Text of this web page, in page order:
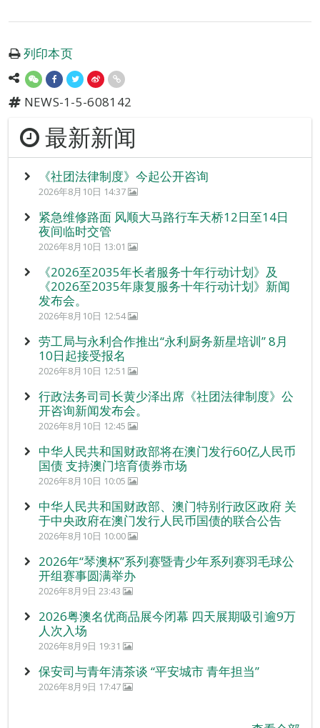
列印本页
NEWS-1-5-608142
最新新闻
《社团法律制度》今起公开咨询
2026年8月10日 14:37
紧急维修路面 风顺大马路行车天桥12日至14日
夜间临时交管
2026年8月10日 13:01
《2026至2035年长者服务十年行动计划》及
《2026至2035年康复服务十年行动计划》新闻
发布会。
2026年8月10日 12:54
劳工局与永利合作推出“永利厨务新星培训” 8月
10日起接受报名
2026年8月10日 12:51
行政法务司司长黄少泽出席《社团法律制度》公
开咨询新闻发布会。
2026年8月10日 12:45
中华人民共和国财政部将在澳门发行60亿人民币
国债 支持澳门培育债券市场
2026年8月10日 10:05
中华人民共和国财政部、澳门特别行政区政府 关
于中央政府在澳门发行人民币国债的联合公告
2026年8月10日 10:00
2026年“琴澳杯”系列赛暨青少年系列赛羽毛球公
开组赛事圆满举办
2026年8月9日 23:43
2026粤澳名优商品展今闭幕 四天展期吸引逾9万
人次入场
2026年8月9日 19:31
保安司与青年清茶谈 “平安城市 青年担当”
2026年8月9日 17:47